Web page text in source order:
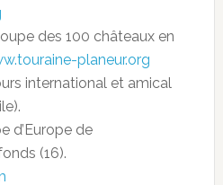
des 100 châteaux en
planeur.org
international et amical
d’Europe de
(16).